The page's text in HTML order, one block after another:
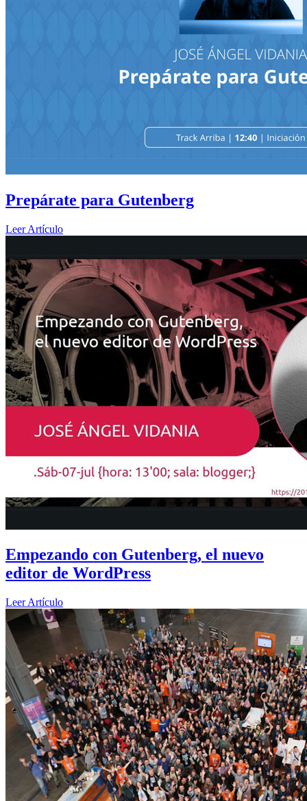
Prepárate para Gutenberg
Leer Artículo
Empezando con Gutenberg, el nuevo
editor de WordPress
Leer Artículo